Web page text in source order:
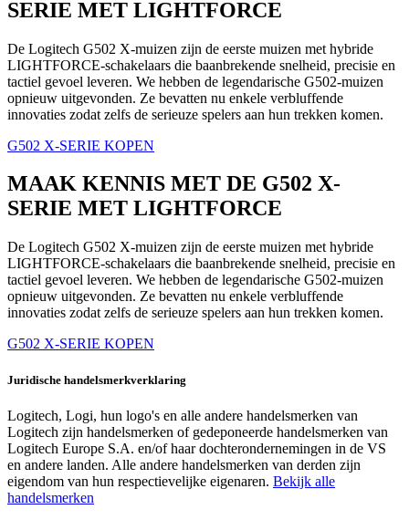
SERIE MET LIGHTFORCE
De Logitech G502 X-muizen zijn de eerste muizen met hybride
LIGHTFORCE-schakelaars die baanbrekende snelheid, precisie en
tactiel gevoel leveren. We hebben de legendarische G502-muizen
opnieuw uitgevonden. Ze bevatten nu enkele verbluffende
innovaties zodat zelfs de serieuze spelers aan hun trekken komen.
G502 X-SERIE KOPEN
MAAK KENNIS MET DE G502 X-
SERIE MET LIGHTFORCE
De Logitech G502 X-muizen zijn de eerste muizen met hybride
LIGHTFORCE-schakelaars die baanbrekende snelheid, precisie en
tactiel gevoel leveren. We hebben de legendarische G502-muizen
opnieuw uitgevonden. Ze bevatten nu enkele verbluffende
innovaties zodat zelfs de serieuze spelers aan hun trekken komen.
G502 X-SERIE KOPEN
Juridische handelsmerkverklaring
Logitech, Logi, hun logo's en alle andere handelsmerken van
Logitech zijn handelsmerken of gedeponeerde handelsmerken van
Logitech Europe S.A. en/of haar dochterondernemingen in de VS
en andere landen. Alle andere handelsmerken van derden zijn
eigendom van hun respectievelijke eigenaren. Bekijk alle
handelsmerken